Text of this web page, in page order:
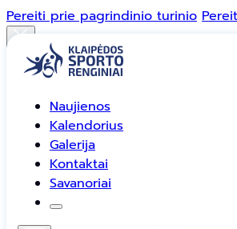
Pereiti prie pagrindinio turinio
Naujienos
Kalendorius
Galerija
Kontaktai
Savanoriai
Naujienos Kalendorius
Instagram
TikTok
YouTube